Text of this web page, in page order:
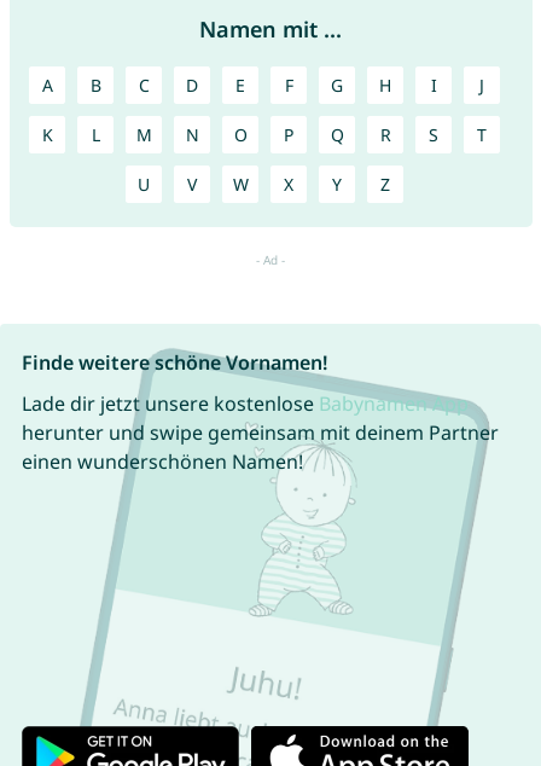
Namen mit ...
A B C D E F G H I J
K L M N O P Q R S T
U V W X Y Z
Finde weitere schöne Vornamen!
Lade dir jetzt unsere kostenlose Babynamen App
herunter und swipe gemeinsam mit deinem Partner
einen wunderschönen Namen!